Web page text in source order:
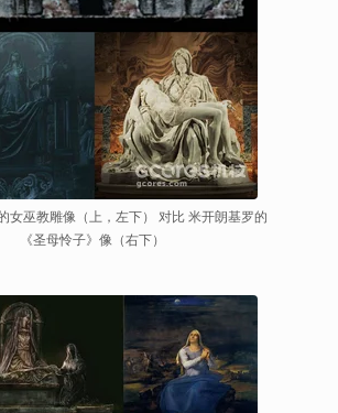
女巫教雕像（上，左下） 对比 米开朗基罗的
《圣母怜子》像（右下）